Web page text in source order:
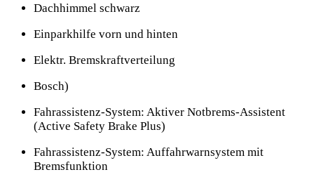
Dachhimmel schwarz
Einparkhilfe vorn und hinten
Elektr. Bremskraftverteilung
Bosch)
Fahrassistenz-System: Aktiver Notbrems-Assistent
(Active Safety Brake Plus)
Fahrassistenz-System: Auffahrwarnsystem mit
Bremsfunktion